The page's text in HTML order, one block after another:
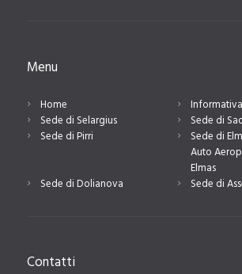
Menu
Home
Sede di Selargius
Sede di
Sede di Pirri
Sede di
Auto
Elmas
Sede di Dolianova
Sede di
Contatti